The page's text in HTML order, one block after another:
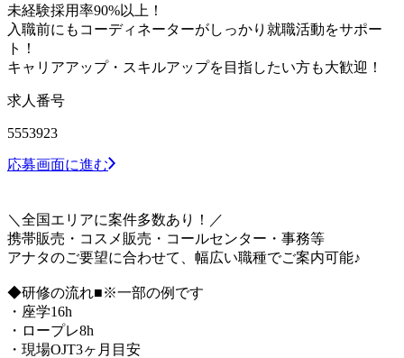
未経験採用率90%以上！
入職前にもコーディネーターがしっかり就職活動をサポー
ト！
キャリアアップ・スキルアップを目指したい方も大歓迎！
求人番号
5553923
応募画面に進む
＼全国エリアに案件多数あり！／
携帯販売・コスメ販売・コールセンター・事務等
アナタのご要望に合わせて、幅広い職種でご案内可能♪
◆研修の流れ■※一部の例です
・座学16h
・ロープレ8h
・現場OJT3ヶ月目安